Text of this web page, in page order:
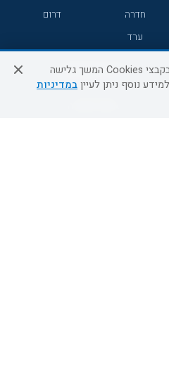
חדרה
דרום
ערד
מידע ושירות
לידיעתך, באתר זה נעשה שימוש בקבצי Cookies המשך גלישה
נוסף ניתן לעייןבמדיניות